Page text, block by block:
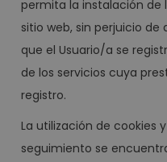
permita la instalación de
sitio web, sin perjuicio
que el Usuario/a se
de los servicios cuya
registro.
La utilización de cookies
seguimiento se